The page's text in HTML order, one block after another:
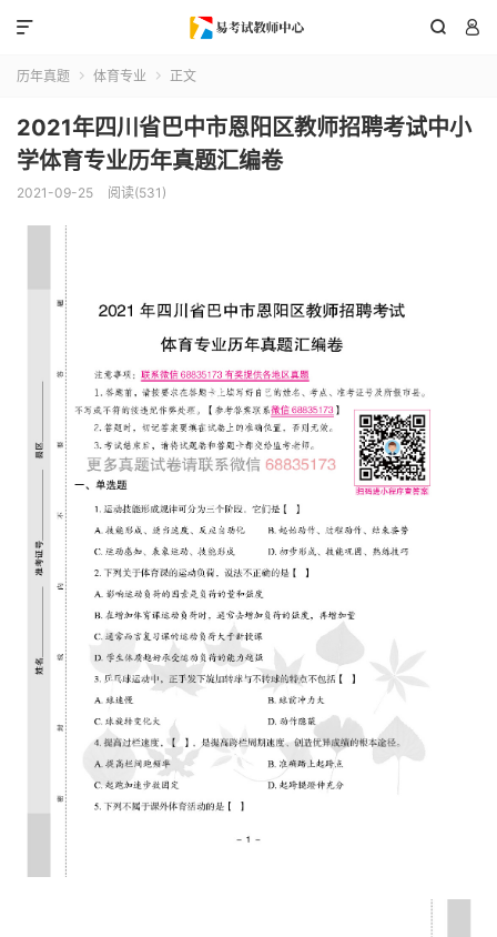
 

历年真题  体育专业  正文
2021年四川省巴中市恩阳区教师招聘考试中小
学体育专业历年真题汇编卷
2021-09-25 阅读(531)